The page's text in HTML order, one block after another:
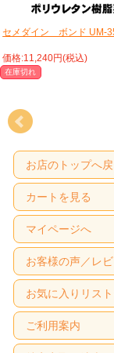
セメダイン ボンド UM-
価格:11,240円(税込)
在庫切れ
お店のトップへ戻
カートを見る
マイページへ
お客様の声／レ
お気に入りリス
ご利用案内